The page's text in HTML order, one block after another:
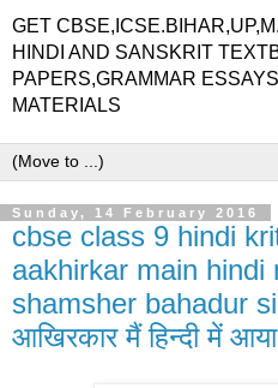
GET
HINDI AND SANSKRIT
PAPERS,GRAMMAR
MATERIALS
Sunday, 14 February 2016
cbse class 9 hindi
aakhirkar main hindi
shamsher bahadur
आखिरकार मैं हिन्दी में